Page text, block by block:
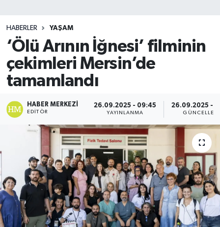
HABERLER YAŞAM
‘Ölü Arının İğnesi’ filminin
çekimleri Mersin’de
tamamlandı
HABER MERKEZI
EDITÖR
26.09.2025 - 09:45
YAYINLANMA
26.09.2025 -
Teknoloji
TRABZON